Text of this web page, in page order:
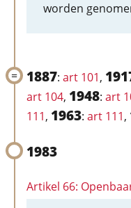
worden
1887: art 101,
art 104, 1948: art
111, 1963: art 111,
1983
Artikel 66: